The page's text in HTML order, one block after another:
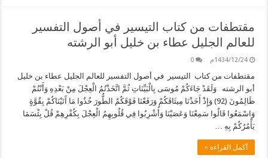
مقتطفات من كتاب التيسير في أصول التفسير
للعالم الجليل عطاء بن خليل أبو الرشته
1434/12/24م 0
مقتطفات من كتاب التيسير في أصول التفسير للعالم الجليل عطاء بن خليل
أبو الرشته وَلَقَدْ جَاءَكُمْ مُوسَى بِالْبَيِّنَاتِ ثُمَّ اتَّخَذْتُمُ الْعِجْلَ مِنْ بَعْدِهِ وَأَنْتُمْ
ظَالِمُونَ (92) وَإِذْ أَخَذْنَا مِيثَاقَكُمْ وَرَفَعْنَا فَوْقَكُمُ الطُّورَ خُذُوا مَا آَتَيْنَاكُمْ بِقُوَّةٍ
وَاسْمَعُوا قَالُوا سَمِعْنَا وَعَصَيْنَا وَأُشْرِبُوا فِي قُلُوبِهِمُ الْعِجْلَ بِكُفْرِهِمْ قُلْ بِئْسَمَا
يَأْمُرُكُمْ بِهِ …
أكمل القراءة »